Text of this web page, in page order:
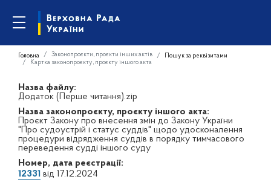
Головна Законопроєкти, проєкти інших актів
Пошук за реквізитами
Картка законопроєкту, проєкту іншого акта
Назва файлу:
Додаток (Перше читання).zip
Назва законопроєкту, проєкту іншого акта:
Проєкт Закону про внесення змін до Закону України
"Про судоустрій і статус суддів" щодо удосконалення
процедури відрядження суддів в порядку тимчасового
переведення судді іншого суду
Номер, дата реєстрації:
12331 від 17.12.2024